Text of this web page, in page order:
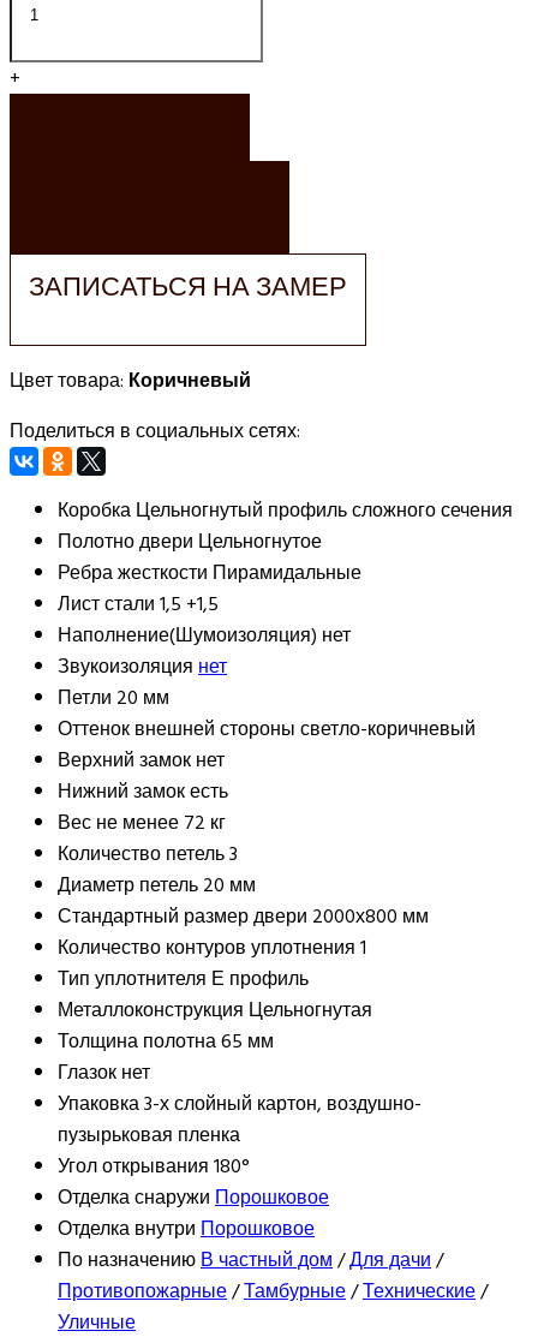
+
ЗАПИСАТЬСЯ НА ЗАМЕР
Цвет товара: Коричневый
Поделиться в социальных сетях:
КоробкаЦельногнутый профиль сложного сечения
Полотно двери Цельногнутое
Ребра жесткости Пирамидальные
Лист стали1,5 +1,5
Наполнение(Шумоизоляция) нет
Звукоизоляциянет
Петли 20 мм
Оттенок внешней сторонысветло-коричневый
Верхний замокнет
Нижний замокесть
Весне менее 72 кг
Количество петель3
Диаметр петель20 мм
Стандартный размер двери 2000х800 мм
Количество контуров уплотнения1
Тип уплотнителя Е профиль
Металлоконструкция Цельногнутая
Толщина полотна65 мм
Глазокнет
Упаковка3-х слойный картон, воздушно-
пузырьковая пленка
Угол открывания180°
Отделка снаружиПорошковое
Отделка внутриПорошковое
По назначениюВ частный дом/Для дачи/
Противопожарные/Тамбурные/Технические/
Уличные